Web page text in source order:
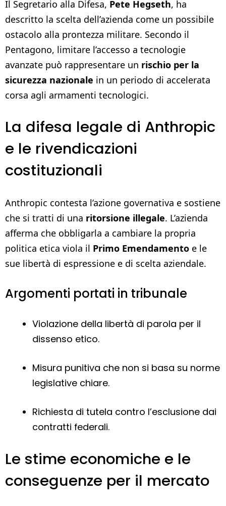
Il Segretario alla Difesa, Pete Hegseth, ha
descritto la scelta dell’azienda come un possibile
ostacolo alla prontezza militare. Secondo il
Pentagono, limitare l’accesso a tecnologie
avanzate può rappresentare un rischio per la
sicurezza nazionale in un periodo di accelerata
corsa agli armamenti tecnologici.
La difesa legale di Anthropic
e le rivendicazioni
costituzionali
Anthropic contesta l’azione governativa e sostiene
che si tratti di una ritorsione illegale. L’azienda
afferma che obbligarla a cambiare la propria
politica etica viola il Primo Emendamento e le
sue libertà di espressione e di scelta aziendale.
Argomenti portati in tribunale
Violazione della libertà di parola per il
dissenso etico.
Misura punitiva che non si basa su norme
legislative chiare.
Richiesta di tutela contro l’esclusione dai
contratti federali.
Le stime economiche e le
conseguenze per il mercato